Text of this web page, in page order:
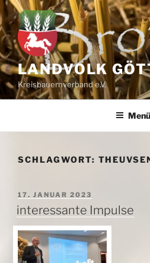
Zum
Inhalt
springen
LANDVOLK
Kreisbauernverband e.V.
Menü
SCHLAGWORT:
VERÖFFENTLICHT
AM
17. JANUAR 2023
interessante Impulse